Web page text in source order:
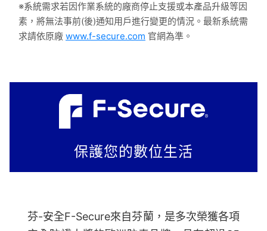
※系統需求若因作業系統的廠商停止支援或本產品升級等因
素，將無法事前(後)通知用戶進行變更的情況。最新系統需
求請依原廠 www.f-secure.com 官網為準。
保護您的數位生活
芬-安全F-Secure來自芬蘭，是多次榮獲各項